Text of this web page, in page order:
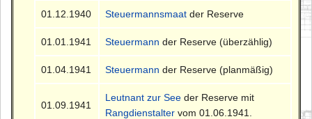
01.12.1940 Steuermannsmaat der Reserve
01.01.1941 Steuermann der Reserve (überzählig)
01.04.1941 Steuermann der Reserve (planmäßig)
01.09.1941
Leutnant zur See der Reserve mit
Rangdienstalter vom 01.06.1941.